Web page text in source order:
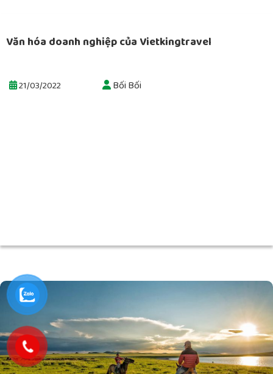
Văn hóa doanh nghiệp của Vietkingtravel
21/03/2022 Bối Bối